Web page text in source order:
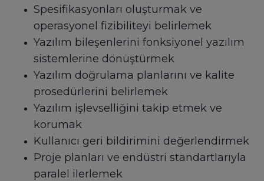
Spesifikasyonları oluşturmak ve
operasyonel fizibiliteyi belirlemek
Yazılım bileşenlerini fonksiyonel yazılım
sistemlerine dönüştürmek
Yazılım doğrulama planlarını ve kalite
prosedürlerini belirlemek
Yazılım işlevselliğini takip etmek ve
korumak
Kullanıcı geri bildirimini değerlendirmek
Proje planları ve endüstri standartlarıyla
paralel ilerlemek